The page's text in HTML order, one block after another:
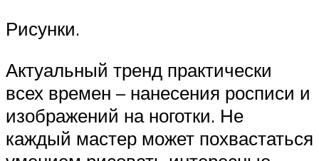
Рисунки.
Актуальный тренд практически
всех времен – нанесения росписи и
изображений на ноготки. Не
каждый мастер может похвастаться